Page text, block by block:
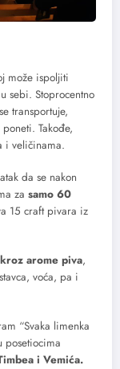
može ispoljiti
sebi. Stoprocentno
transportuje,
Takođe,
i veličinama.
da se nakon
za samo 60
15 craft pivara iz
arome piva,
voća, pa i
“Svaka limenka
posetiocima
i Vemića.